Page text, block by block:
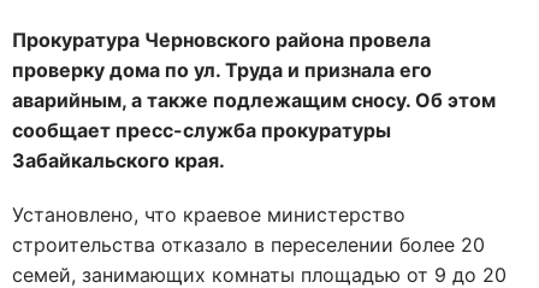
Прокуратура Черновского района провела
проверку дома по ул. Труда и признала его
аварийным, а также подлежащим сносу. Об этом
сообщает пресс-служба прокуратуры
Забайкальского края.
Установлено, что краевое министерство
строительства отказало в переселении более 20
семей, занимающих комнаты площадью от 9 до 20